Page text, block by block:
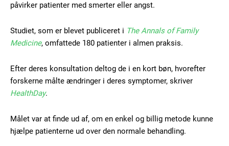
påvirker patienter med smerter eller angst.
Studiet, som er blevet publiceret i The Annals of Family
Medicine, omfattede 180 patienter i almen praksis.
Efter deres konsultation deltog de i en kort bøn, hvorefter
forskerne målte ændringer i deres symptomer, skriver
HealthDay.
Målet var at finde ud af, om en enkel og billig metode kunne
hjælpe patienterne ud over den normale behandling.